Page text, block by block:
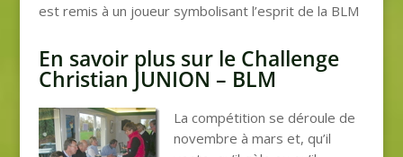
est remis à un joueur symbolisant l’esprit de la BLM
En savoir plus sur le Challenge
Christian JUNION – BLM
La compétition se déroule de
novembre à mars et, qu’il